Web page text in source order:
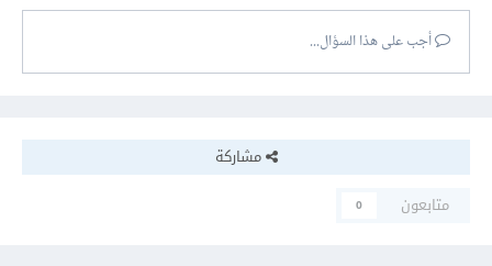
أجب على هذا السؤال...
مشاركة
متابعون
0